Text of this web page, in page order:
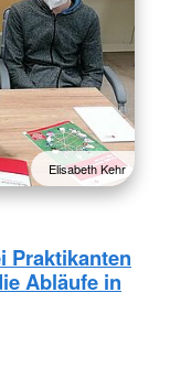
Elisabeth Kehr
Praktikanten
Abläufe in